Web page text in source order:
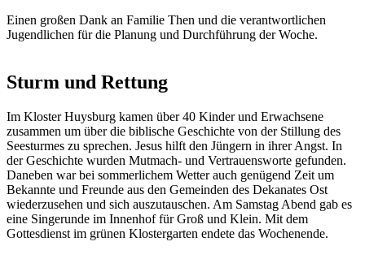
Einen großen Dank an Familie Then und die verantwortlichen
Jugendlichen für die Planung und Durchführung der Woche.
Sturm und Rettung
Im Kloster Huysburg kamen über 40 Kinder und Erwachsene
zusammen um über die biblische Geschichte von der Stillung des
Seesturmes zu sprechen. Jesus hilft den Jüngern in ihrer Angst. In
der Geschichte wurden Mutmach- und Vertrauensworte gefunden.
Daneben war bei sommerlichem Wetter auch genügend Zeit um
Bekannte und Freunde aus den Gemeinden des Dekanates Ost
wiederzusehen und sich auszutauschen. Am Samstag Abend gab es
eine Singerunde im Innenhof für Groß und Klein. Mit dem
Gottesdienst im grünen Klostergarten endete das Wochenende.